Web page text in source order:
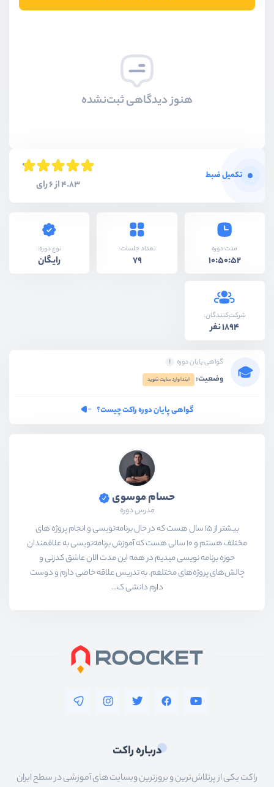
هنوز دیدگاهی ثبت‌نشده
تکمیل ضبط
4.83 از 6 رای
مدت دوره
10:50:52
تعداد جلسات:
79
نوع دوره:
رایگان
شرکت‌کنندگان:
1894 نفر
گواهی پایان دوره
وضعیت: ابتدا وارد سایت شوید
گواهی پایان دوره راکت چیست؟
حسام موسوی
مدرس دوره
بیشتر از ۱۵ سال هست که در حال برنامه‌نویسی و انجام پروژه های
مختلف هستم و ۱۰ سالی هست که آموزش برنامه‌نویسی به علاقمندان
حوزه برنامه نویسی میدیم در همه این مدت الان عاشق کدزنی و
چالش‌های پروژه‌های مختلفم. به تدریس علاقه خاصی دارم و دوست
دارم دانشی ک...
درباره راکت
راکت یکی از پرتلاش‌ترین و بروزترین وبسایت های آموزشی در سطح ایران